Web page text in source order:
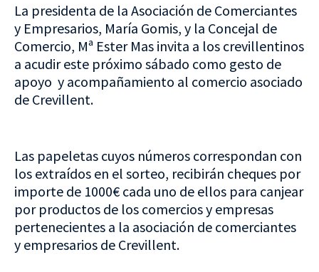
La presidenta de la Asociación de Comerciantes
y Empresarios, María Gomis, y la Concejal de
Comercio, Mª Ester Mas invita a los crevillentinos
a acudir este próximo sábado como gesto de
apoyo y acompañamiento al comercio asociado
de Crevillent.
Las papeletas cuyos números correspondan con
los extraídos en el sorteo, recibirán cheques por
importe de 1000€ cada uno de ellos para canjear
por productos de los comercios y empresas
pertenecientes a la asociación de comerciantes
y empresarios de Crevillent.